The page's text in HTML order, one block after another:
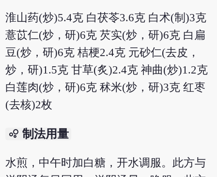
淮山药(炒)5.4克 白茯苓3.6克 白术(制)3克
薏苡仁(炒，研)6克 芡实(炒，研)6克 白扁
豆(炒，研)6克 桔梗2.4克 元砂仁(去皮，
炒，研)1.5克 甘草(炙)2.4克 神曲(炒)1.2克
白莲肉(炒，研)6克 秫米(炒，研)3克 红枣
(去核)2枚
bubble_chart 制法用量
水煎，中午时加白糖，开水调服。此方与